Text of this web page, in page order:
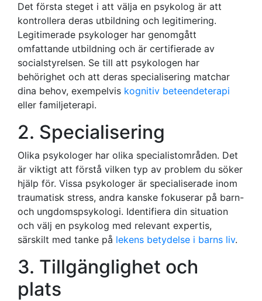
Det första steget i att välja en psykolog är att
kontrollera deras utbildning och legitimering.
Legitimerade psykologer har genomgått
omfattande utbildning och är certifierade av
socialstyrelsen. Se till att psykologen har
behörighet och att deras specialisering matchar
dina behov, exempelvis kognitiv beteendeterapi
eller familjeterapi.
2. Specialisering
Olika psykologer har olika specialistområden. Det
är viktigt att förstå vilken typ av problem du söker
hjälp för. Vissa psykologer är specialiserade inom
traumatisk stress, andra kanske fokuserar på barn-
och ungdomspsykologi. Identifiera din situation
och välj en psykolog med relevant expertis,
särskilt med tanke på lekens betydelse i barns liv.
3. Tillgänglighet och
plats